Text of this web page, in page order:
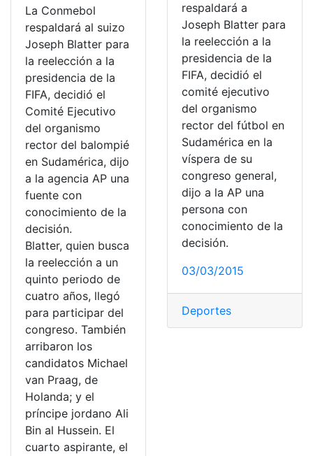
La Conmebol
respaldará al suizo
Joseph Blatter para
la reelección a la
presidencia de la
FIFA, decidió el
Comité Ejecutivo
del organismo
rector del balompié
en Sudamérica, dijo
a la agencia AP una
fuente con
conocimiento de la
decisión.
Blatter, quien busca
la reelección a un
quinto periodo de
cuatro años, llegó
para participar del
congreso. También
arribaron los
candidatos Michael
van Praag, de
Holanda; y el
príncipe jordano Ali
Bin al Hussein. El
cuarto aspirante, el
respaldará a
Joseph Blatter para
la reelección a la
presidencia de la
FIFA, decidió el
comité ejecutivo
del organismo
rector del fútbol en
Sudamérica en la
víspera de su
congreso general,
dijo a la AP una
persona con
conocimiento de la
decisión.
03/03/2015
Deportes